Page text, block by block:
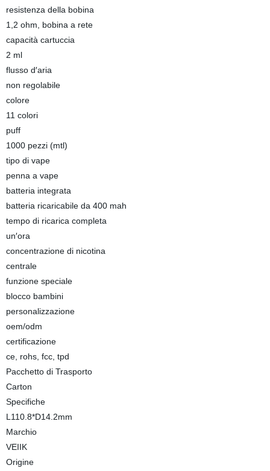
resistenza della bobina
1,2 ohm, bobina a rete
capacità cartuccia
2 ml
flusso d′aria
non regolabile
colore
11 colori
puff
1000 pezzi (mtl)
tipo di vape
penna a vape
batteria integrata
batteria ricaricabile da 400 mah
tempo di ricarica completa
un′ora
concentrazione di nicotina
centrale
funzione speciale
blocco bambini
personalizzazione
oem/odm
certificazione
ce, rohs, fcc, tpd
Pacchetto di Trasporto
Carton
Specifiche
L110.8*D14.2mm
Marchio
VEIIK
Origine